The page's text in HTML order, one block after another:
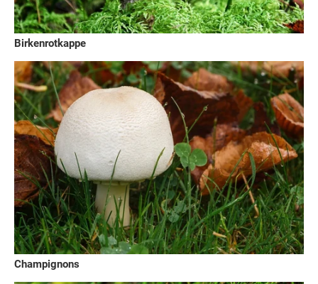
Birkenrotkappe
Champignons